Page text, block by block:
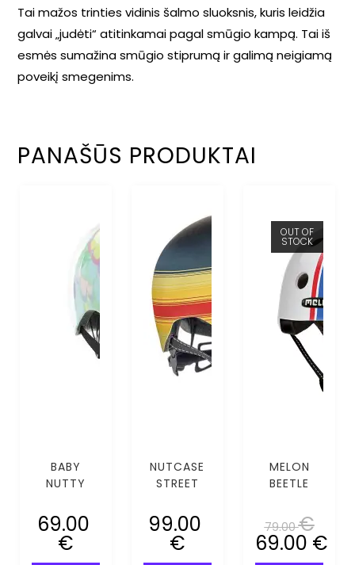
Tai mažos trinties vidinis šalmo sluoksnis, kuris leidžia
galvai „judėti“ atitinkamai pagal smūgio kampą. Tai iš
esmės sumažina smūgio stiprumą ir galimą neigiamą
poveikį smegenims.
PANAŠŪS PRODUKTAI
BABY
NUTTY
METAL
MIPS (XXS-
XS)
69.00
€
NUTCASE
STREET
MIPS (S)
99.00
€
OUT OF
STOCK
MELON
BEETLE
79.00€
69.00 €